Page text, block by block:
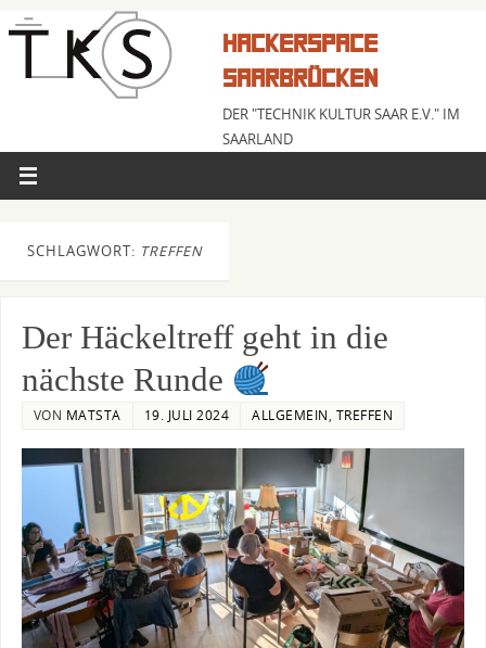
HACKERSPACE
SAARBRÜCKEN
DER "TECHNIK KULTUR SAAR E.V." IM
SAARLAND
SCHLAGWORT: TREFFEN
Der Häckeltreff geht in die
nächste Runde
VON MATSTA 19. JULI 2024 ALLGEMEIN, TREFFEN